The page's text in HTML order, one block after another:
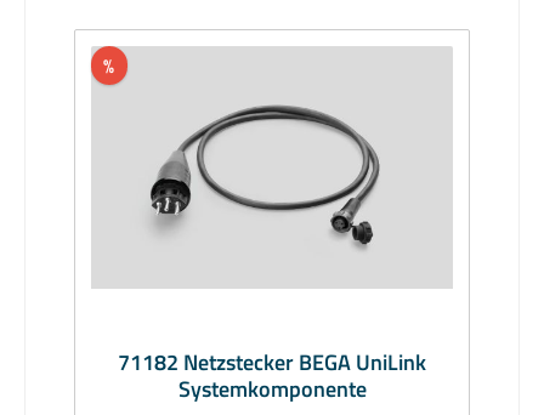
%
71182 Netzstecker BEGA UniLink
Systemkomponente